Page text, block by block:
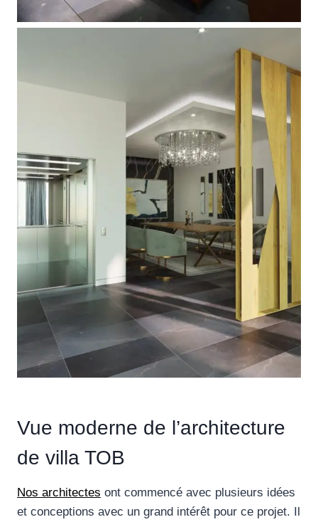
Vue moderne de l’architecture
de villa TOB
Nos architectes ont commencé avec plusieurs idées
et conceptions avec un grand intérêt pour ce projet. Il